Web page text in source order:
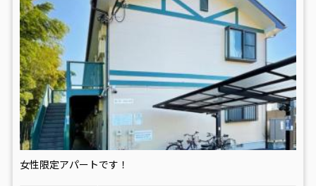
女性限定アパートです！